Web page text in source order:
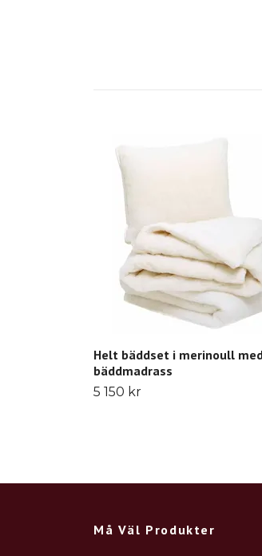
Helt bäddset i merinoull
bäddmadrass
5 150 kr
Må Väl Produkter